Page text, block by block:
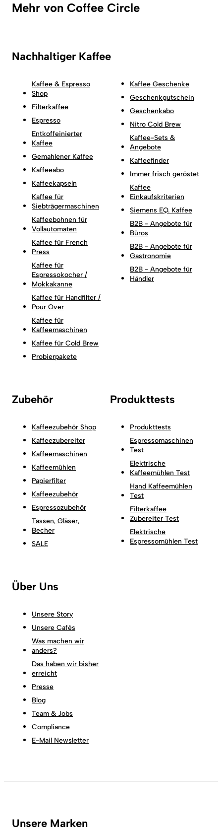
Mehr von Coffee Circle
Nachhaltiger Kaffee
Kaffee & Espresso
Shop
Filterkaffee
Espresso
Entkoffeinierter
Kaffee
Gemahlener Kaffee
Kaffeeabo
Kaffeekapseln
Kaffee für
Siebträgermaschinen
Kaffeebohnen für
Vollautomaten
Kaffee für French
Press
Kaffee für
Espressokocher /
Mokkakanne
Kaffee für Handfilter /
Pour Over
Kaffee für
Kaffeemaschinen
Kaffee für Cold Brew
Probierpakete
Kaffee Geschenke
Geschenkgutschein
Geschenkabo
Nitro Cold Brew
Kaffee-Sets &
Angebote
Kaffeefinder
Immer frisch geröstet
Kaffee
Einkaufskriterien
Siemens EQ. Kaffee
B2B - Angebote für
Büros
B2B - Angebote für
Gastronomie
B2B - Angebote für
Händler
Zubehör
Kaffeezubehör Shop
Kaffeezubereiter
Kaffeemaschinen
Kaffeemühlen
Papierfilter
Kaffeezubehör
Espressozubehör
Tassen, Gläser,
Becher
SALE
Produkttests
Produkttests
Espressomaschinen
Test
Elektrische
Kaffeemühlen Test
Hand Kaffeemühlen
Test
Filterkaffee
Zubereiter Test
Elektrische
Espressomühlen Test
Über Uns
Unsere Story
Unsere Cafés
Was machen wir
anders?
Das haben wir bisher
erreicht
Presse
Blog
Team & Jobs
Compliance
E-Mail Newsletter
Unsere Marken